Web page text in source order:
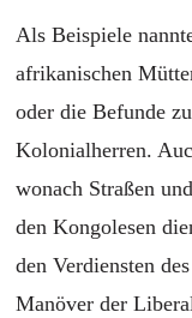
Als Beispiele
afrikanischen
oder die Befunde
Kolonialherren.
wonach Straßen
den Kongolesen
den Verdiensten
Manöver der